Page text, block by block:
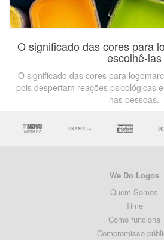
O significado das cores para
escolhê-las
O significado das cores para
pois despertam reações psicológicas
nas pessoas.
We Do Logos
Quem Somos
Time
Como funciona
Compromisso